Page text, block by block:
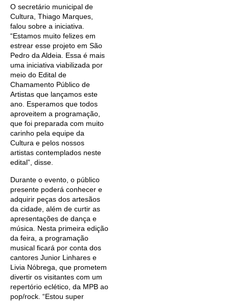
O secretário municipal de
Cultura, Thiago Marques,
falou sobre a iniciativa.
“Estamos muito felizes em
estrear esse projeto em São
Pedro da Aldeia. Essa é mais
uma iniciativa viabilizada por
meio do Edital de
Chamamento Público de
Artistas que lançamos este
ano. Esperamos que todos
aproveitem a programação,
que foi preparada com muito
carinho pela equipe da
Cultura e pelos nossos
artistas contemplados neste
edital”, disse.
Durante o evento, o público
presente poderá conhecer e
adquirir peças dos artesãos
da cidade, além de curtir as
apresentações de dança e
música. Nesta primeira edição
da feira, a programação
musical ficará por conta dos
cantores Junior Linhares e
Livia Nóbrega, que prometem
divertir os visitantes com um
repertório eclético, da MPB ao
pop/rock. “Estou super